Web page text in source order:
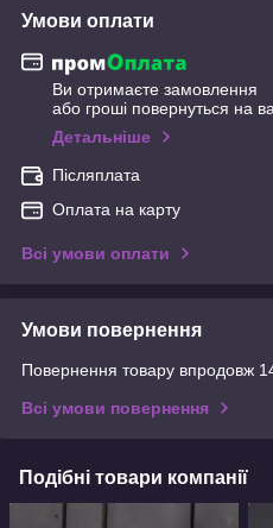
Умови оплати
Ви отримаєте замовлення
або гроші повернуться на
Детальніше
Післяплата
Оплата на карту
Всі умови оплати
Умови повернення
Повернення товару впродовж
Всі умови повернення
Подібні товари компанії